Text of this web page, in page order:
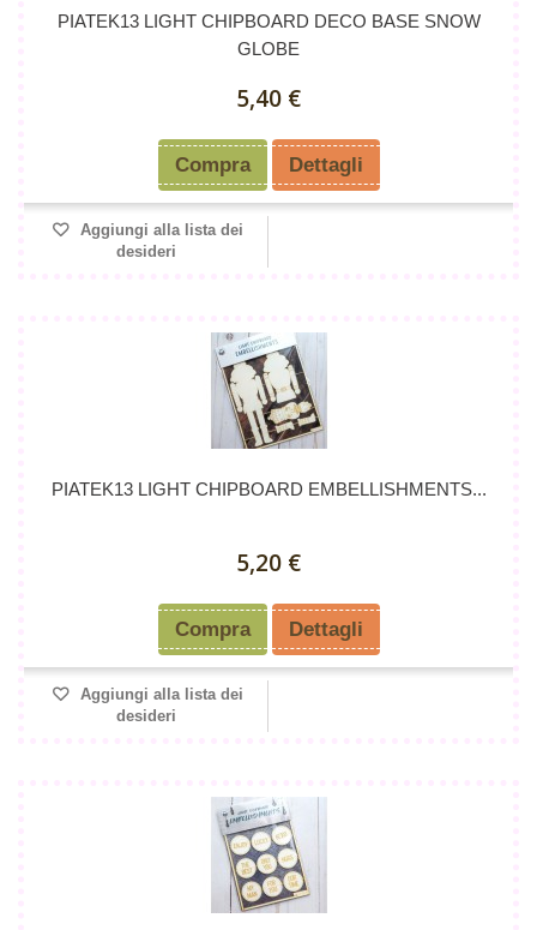
PIATEK13 LIGHT CHIPBOARD DECO BASE SNOW
GLOBE
5,40 €
Compra Dettagli
Aggiungi alla lista dei
desideri
PIATEK13 LIGHT CHIPBOARD EMBELLISHMENTS...
5,20 €
Compra Dettagli
Aggiungi alla lista dei
desideri